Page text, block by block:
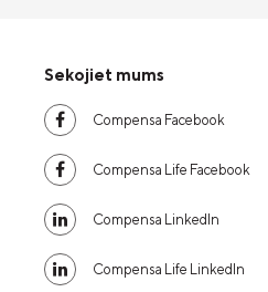
Sekojiet mums
Compensa Facebook
Compensa Life Facebook
Compensa LinkedIn
Compensa Life LinkedIn